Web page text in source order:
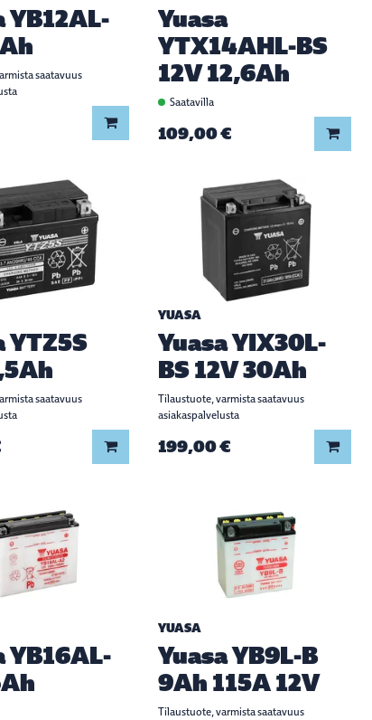
YB12AL-
saatavuus
Lisää koriin
Yuasa
YTX14AHL-BS
12V 12,6Ah
Saatavilla
109,00 €
YTZ5S
saatavuus
Lisää koriin
YUASA
Yuasa YIX30L-
BS 12V 30Ah
Tilaustuote, varmista saatavuus
asiakaspalvelusta
199,00 €
YB16AL-
YUASA
Yuasa YB9L-B
9Ah 115A 12V
Tilaustuote, varmista saatavuus